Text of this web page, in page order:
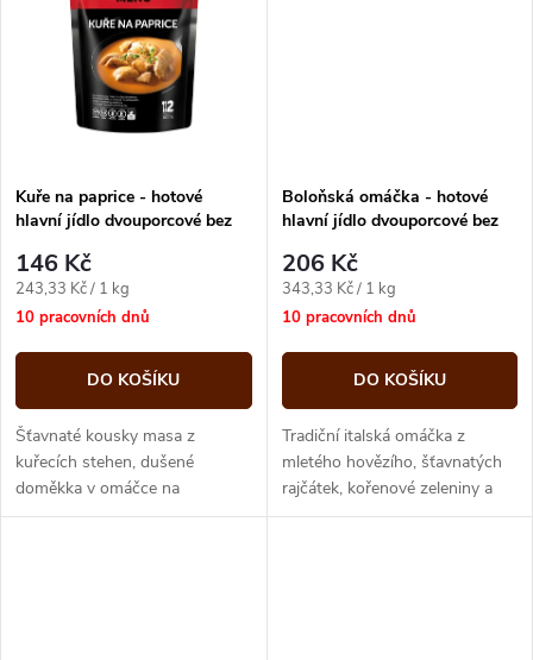
Kuře na paprice - hotové
hlavní jídlo dvouporcové bez
146 Kč
Měrná
cena:
243,33 Kč / 1 kg
10 pracovních dnů
DO KOŠÍKU
Šťavnaté kousky masa z
kuřecích stehen, dušené
doměkka v omáčce na
cibulovém základu se sladkou
Boloňská omáčka - hotové
hlavní jídlo dvouporcové bez
206 Kč
Měrná
cena:
343,33 Kč / 1 kg
10 pracovních dnů
DO KOŠÍKU
Tradiční italská omáčka z
mletého hovězího, šťavnatých
rajčátek, kořenové zeleniny a
bylinek s vůní středomoří.